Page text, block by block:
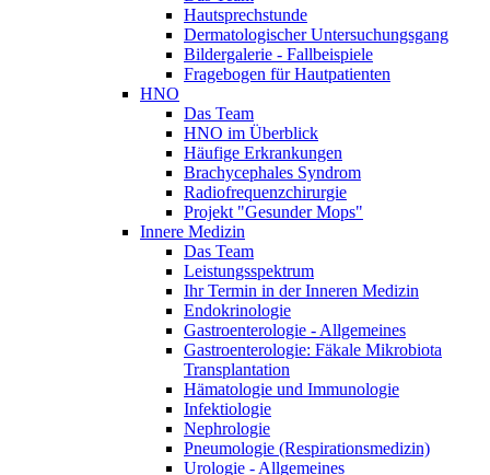
Hautsprechstunde
Dermatologischer Untersuchungsgang
Bildergalerie - Fallbeispiele
Fragebogen für Hautpatienten
HNO
Das Team
HNO im Überblick
Häufige Erkrankungen
Brachycephales Syndrom
Radiofrequenzchirurgie
Projekt "Gesunder Mops"
Innere Medizin
Das Team
Leistungsspektrum
Ihr Termin in der Inneren Medizin
Endokrinologie
Gastroenterologie - Allgemeines
Gastroenterologie: Fäkale Mikrobiota
Transplantation
Hämatologie und Immunologie
Infektiologie
Nephrologie
Pneumologie (Respirationsmedizin)
Urologie - Allgemeines